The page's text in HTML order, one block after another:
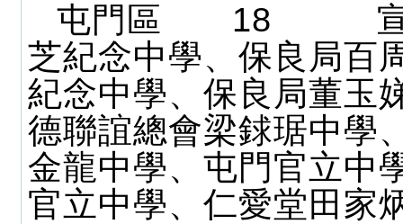
屯門區 18 宣
芝紀念中學、保良局百
紀念中學、保良局董玉
德聯誼總會梁銶琚中學
金龍中學、屯門官立中
官立中學、仁愛堂田家